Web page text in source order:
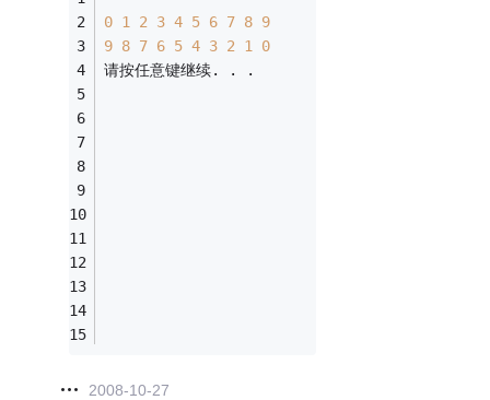
0 1 2 3 4 5 6 7 8 9
9 8 7 6 5 4 3 2 1 0
请按任意键继续. . .
2008-10-27